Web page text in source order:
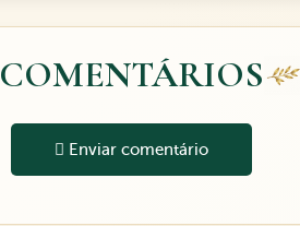
COMENTÁRIOS
Enviar comentário